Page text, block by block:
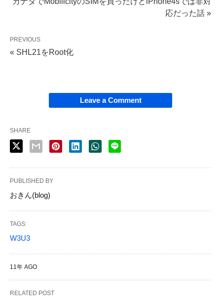
応だった話 »
PREVIOUS
« SHL21をRoot化
Leave a Comment
SHARE
PUBLISHED BY
おきん(blog)
TAGS:
W3U3
11年 AGO
RELATED POST